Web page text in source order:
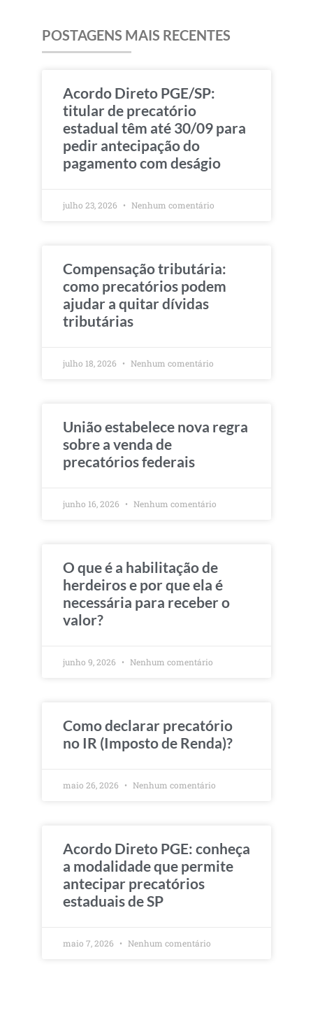
POSTAGENS MAIS RECENTES
Acordo Direto PGE/SP:
titular de precatório
estadual têm até 30/09 para
pedir antecipação do
pagamento com deságio
julho 23, 2026 Nenhum comentário
Compensação tributária:
como precatórios podem
ajudar a quitar dívidas
tributárias
julho 18, 2026 Nenhum comentário
União estabelece nova regra
sobre a venda de
precatórios federais
junho 16, 2026 Nenhum comentário
O que é a habilitação de
herdeiros e por que ela é
necessária para receber o
valor?
junho 9, 2026 Nenhum comentário
Como declarar precatório
no IR (Imposto de Renda)?
maio 26, 2026 Nenhum comentário
Acordo Direto PGE: conheça
a modalidade que permite
antecipar precatórios
estaduais de SP
maio 7, 2026 Nenhum comentário